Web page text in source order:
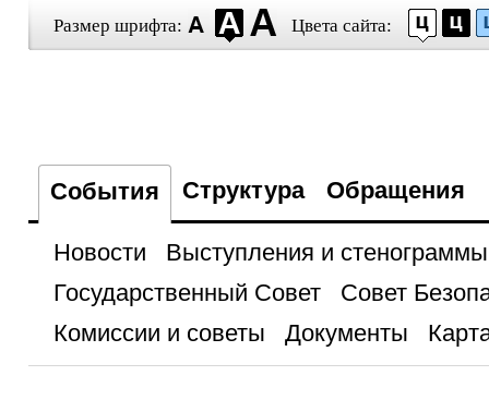
Размер шрифта: Цвета сайта:
События Структура Обращения
Новости
Выступления и стенограммы
Государственный Совет
Совет
Комиссии и советы
Документы